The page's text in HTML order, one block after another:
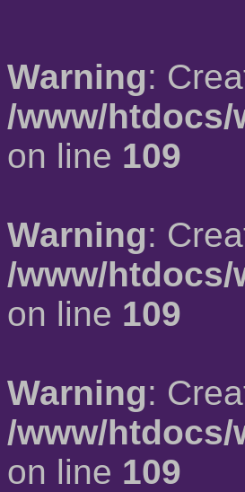
Warning:
/www/
on line 109
Warning:
/www/
on line 109
Warning:
/www/
on line 109